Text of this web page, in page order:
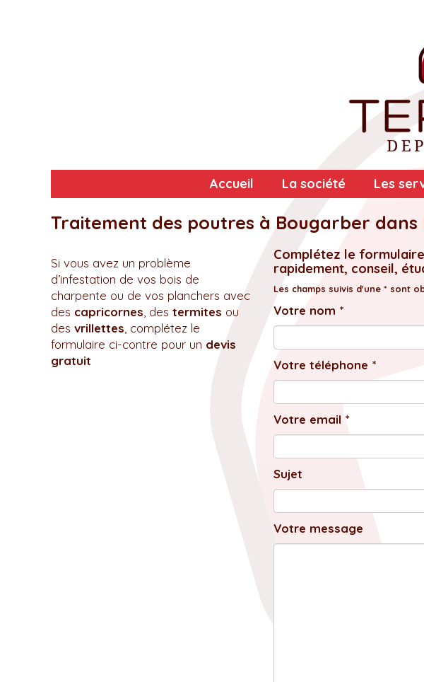
Accueil La société Les
Traitement des poutres à Bougarber dans
Si vous avez un problème
d’infestation de vos bois de
charpente ou de vos planchers avec
des capricornes , des termites ou
des vrillettes , complétez le
formulaire ci-contre pour un devis
gratuit
Complétez le
rapidement, conseil,
Les champs suivis d'une * sont
Votre nom *
Votre téléphone *
Votre email *
Sujet
Votre message